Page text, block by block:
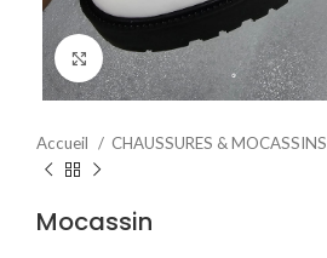
Agrandir
Accueil CHAUSSURES & MOCASSINS
Mocassin